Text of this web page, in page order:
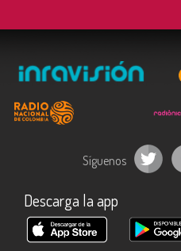
Síguenos
Descarga la app